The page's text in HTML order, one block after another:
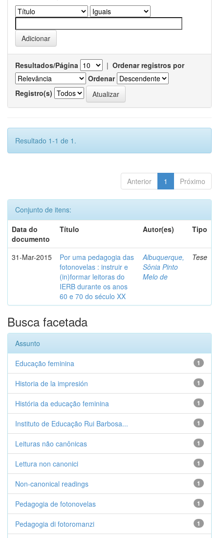
Resultados/Página | Ordenar registros por
Ordenar
Registro(s)
Resultado 1-1 de 1.
Anterior 1 Próximo
Conjunto de itens:
Data do
documento
Título Autor(es) Tipo
31-Mar-2015
Por uma pedagogia das
fotonovelas : instruir e
(in)formar leitoras do
IERB durante os anos
60 e 70 do século XX
Albuquerque,
Sônia Pinto
Melo de
Tese
Busca facetada
Assunto
1
Educação feminina
1
Historia de la impresión
1
História da educação feminina
1
Instituto de Educação Rui Barbosa...
1
Leituras não canônicas
1
Lettura non canonici
1
Non-canonical readings
1
Pedagogia de fotonovelas
1
Pedagogia di fotoromanzi